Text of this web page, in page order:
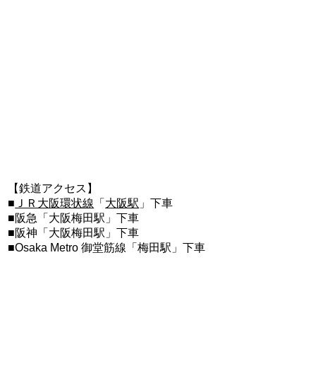
【鉄道アクセス】
■ ＪＲ大阪環状線 「 大阪駅 」下車
■阪急「大阪梅田駅」下車
■阪神「大阪梅田駅」下車
■Osaka Metro 御堂筋線「梅田駅」下車